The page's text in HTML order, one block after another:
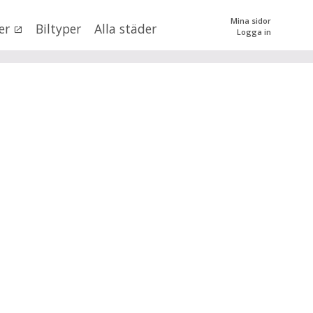
Biltyper Alla städer
Mina sidor
Logga in
0 kr tillmer än 500000